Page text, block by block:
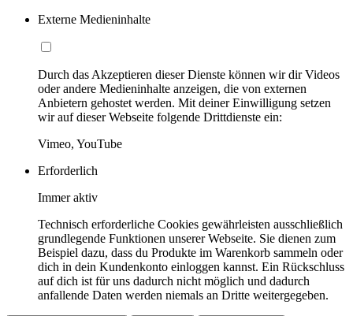
Externe Medieninhalte
Durch das Akzeptieren dieser Dienste können wir dir Videos
oder andere Medieninhalte anzeigen, die von externen
Anbietern gehostet werden. Mit deiner Einwilligung setzen
wir auf dieser Webseite folgende Drittdienste ein:
Vimeo, YouTube
Erforderlich
Immer aktiv
Technisch erforderliche Cookies gewährleisten ausschließlich
grundlegende Funktionen unserer Webseite. Sie dienen zum
Beispiel dazu, dass du Produkte im Warenkorb sammeln oder
dich in dein Kundenkonto einloggen kannst. Ein Rückschluss
auf dich ist für uns dadurch nicht möglich und dadurch
anfallende Daten werden niemals an Dritte weitergegeben.